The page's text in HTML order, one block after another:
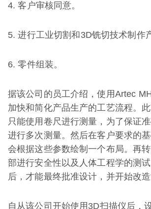
4. 客户审核同意。
5. 进行工业切割和3D铣切技术制作
6. 零件组装。
据该公司的员工介绍，使用Artec
加快和简化产品生产的工艺流程。
只能使用卷尺进行测量，为了保证
进行多次测量。然后在客户要求的
会根据这些参数绘制一个布局。再
部进行安全性以及人体工程学的测
后，才能最终批准设计，并开始改造
自从该公司开始使用3D扫描仪后，